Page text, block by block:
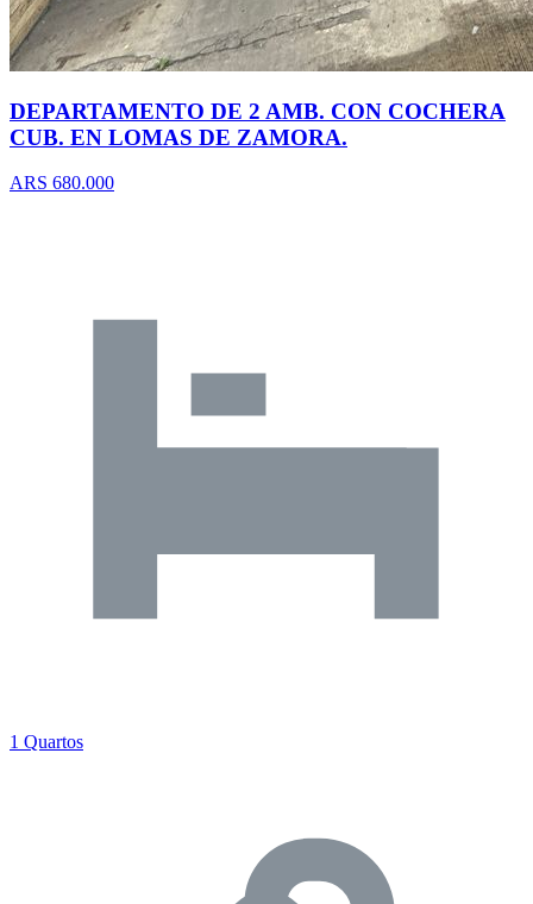
DEPARTAMENTO DE 2 AMB. CON COCHERA
CUB. EN LOMAS DE ZAMORA.
ARS 680.000
1 Quartos